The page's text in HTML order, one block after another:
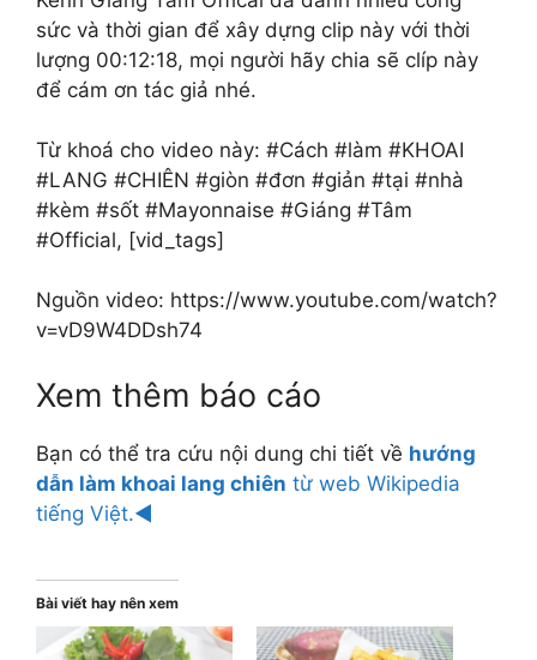
sức và thời gian để xây dựng clip này với thời
lượng 00:12:18, mọi người hãy chia sẽ clíp này
để cám ơn tác giả nhé.
Từ khoá cho video này: #Cách #làm #KHOAI
#LANG #CHIÊN #giòn #đơn #giản #tại #nhà
#kèm #sốt #Mayonnaise #Giáng #Tâm
#Official, [vid_tags]
Nguồn video: https://www.youtube.com/watch?
v=vD9W4DDsh74
Xem thêm báo cáo
Bạn có thể tra cứu nội dung chi tiết về hướng
dẫn làm khoai lang chiên từ web Wikipedia
tiếng Việt.◄
Bài viết hay nên xem